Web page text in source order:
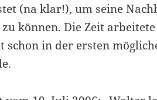
(na klar!), um seine
können. Die Zeit
in der ersten